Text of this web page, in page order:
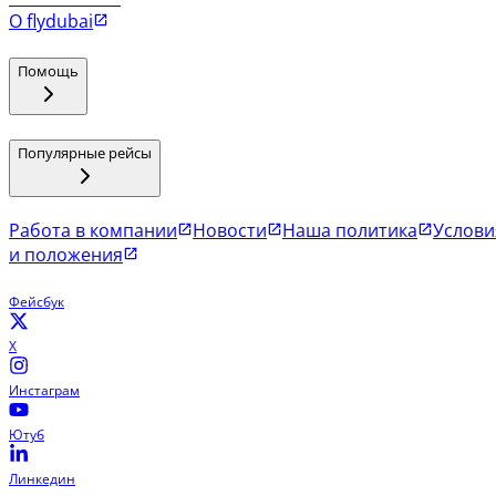
О flydubai
Помощь
Популярные рейсы
Работа в компании Новости Наша политика
и положения
Фейсбук
X
Инстаграм
Ютуб
Линкедин